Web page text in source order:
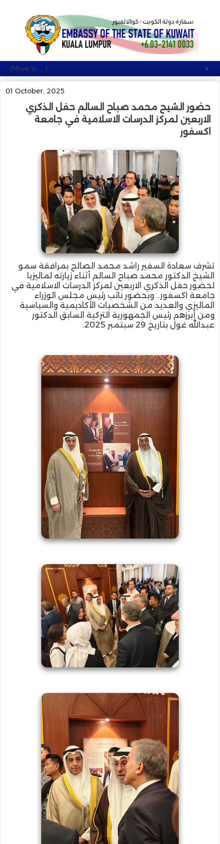
▼
01 October, 2025
حضور الشيح محمد صباح السالم حفل الذكري
الاربعين لمركز الدرسات الاسلامية في جامعة
اكسفور
تشرف سعادة السفير راشد محمد الصالح بمرافقة سمو
الشيخ الدكتور محمد صباح السالم أثناء زيارته لماليزيا
لحضور حفل الذكري الاربعين لمركز الدرسات الاسلامية في
جامعة اكسفور.. وبحضور نائب رئيس مجلس الوزراء
الماليزي والعديد من الشخصيات الأكاديمية والسياسية
ومن أبرزهم رئيس الجمهورية التركية السابق الدكتور
عبدالله غول بتاريخ 29 سبتمبر 2025.